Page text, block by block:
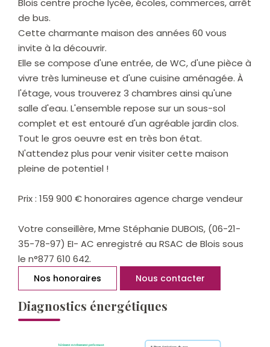
de bus.
Cette charmante maison des années 60 vous
invite à la découvrir.
Elle se compose d'une entrée, de WC, d'une pièce à
vivre très lumineuse et d'une cuisine aménagée. À
l'étage, vous trouverez 3 chambres ainsi qu'une
salle d'eau. L'ensemble repose sur un sous-sol
complet et est entouré d'un agréable jardin clos.
Tout le gros oeuvre est en très bon état.
N'attendez plus pour venir visiter cette maison
pleine de potentiel !
Prix : 159 900 € honoraires agence charge vendeur
Votre conseillère, Mme Stéphanie DUBOIS, (06-21-
35-78-97) EI- AC enregistré au RSAC de Blois sous
le n°877 610 642.
Nos honoraires Nous contacter
Diagnostics énergétiques